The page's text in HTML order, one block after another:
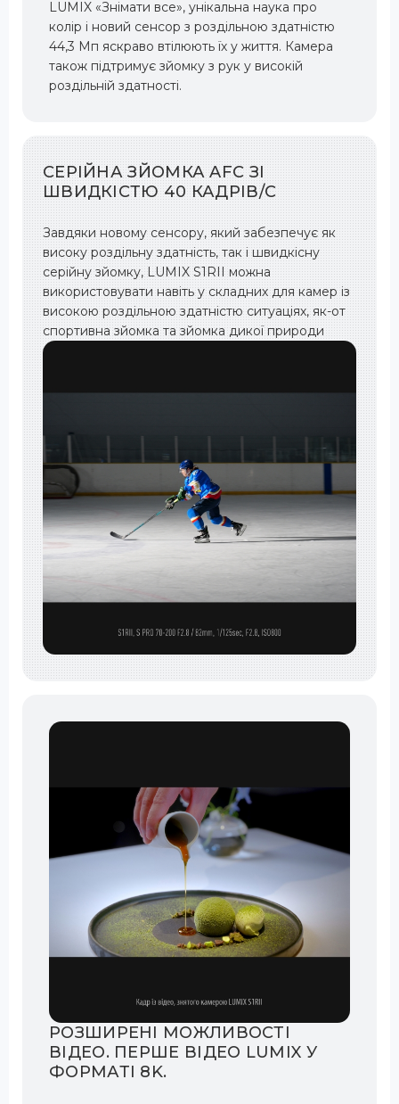
LUMIX «Знімати все», унікальна наука про
колір і новий сенсор з роздільною здатністю
44,3 Мп яскраво втілюють їх у життя. Камера
також підтримує зйомку з рук у високій
роздільній здатності.
СЕРІЙНА ЗЙОМКА AFC ЗІ
ШВИДКІСТЮ 40 КАДРІВ/С
Завдяки новому сенсору, який забезпечує як
високу роздільну здатність, так і швидкісну
серійну зйомку, LUMIX S1RII можна
використовувати навіть у складних для камер із
високою роздільною здатністю ситуаціях, як-от
спортивна зйомка та зйомка дикої природи
РОЗШИРЕНІ МОЖЛИВОСТІ
ВІДЕО. ПЕРШЕ ВІДЕО LUMIX У
ФОРМАТІ 8K.